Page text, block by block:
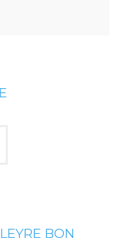
BON